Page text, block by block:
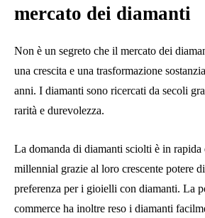
mercato dei diamanti
Non è un segreto che il mercato dei
una crescita e una trasformazione
anni. I diamanti sono ricercati da secoli
rarità e durevolezza.
La domanda di diamanti sciolti è in rapida
millennial grazie al loro crescente potere
preferenza per i gioielli con diamanti. La
commerce ha inoltre reso i diamanti